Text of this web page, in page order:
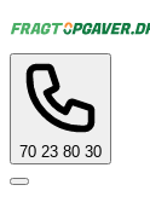
70 23 80 30